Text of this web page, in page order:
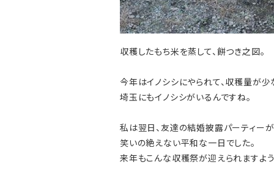
収穫したもち米を蒸して、餅つき之図。
今年はイノシシにやられて、収穫量が少
埼玉にもイノシシがいるんですね。
私は翌日、友達の結婚披露パーティーが
笑いの絶えない平和な一日でした。
来年もこんな収穫祭が迎えられますよう